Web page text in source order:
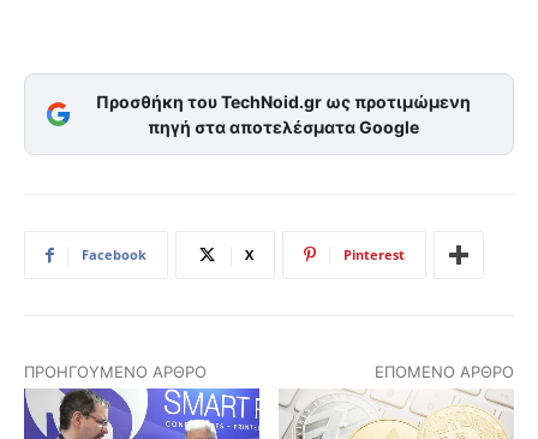
Προσθήκη του TechNoid.gr ως προτιμώμενη
πηγή στα αποτελέσματα Google
Facebook X Pinterest
ΠΡΟΗΓΟΎΜΕΝΟ ΆΡΘΡΟ ΕΠΌΜΕΝΟ ΆΡΘΡΟ